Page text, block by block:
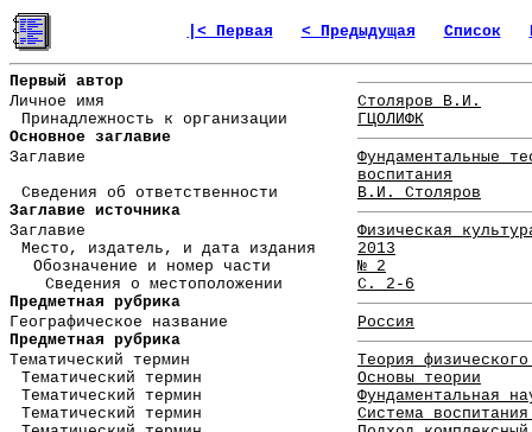
|< Первая < Предыдущая Список
Первый автор
Личное имя
Столяров В.И.
Принадлежность к организации
ГЦОЛИФК
Основное заглавие
Заглавие
Фундаментальные
воспитания
Сведения об ответственности
В.И. Столяров
Заглавие источника
Заглавие
Физическая
Место, издатель, и дата издания
2013
Обозначение и номер части
№ 2
Сведения о местоположении
С. 2-6
Предметная рубрика
Географическое название
Россия
Предметная рубрика
Тематический термин
Теория
Тематический термин
Основы теории
Тематический термин
Фундаментальная
Тематический термин
Система